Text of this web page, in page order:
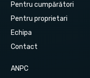
Pentru cumpărători
Pentru proprietari
Echipa
Contact
ANPC